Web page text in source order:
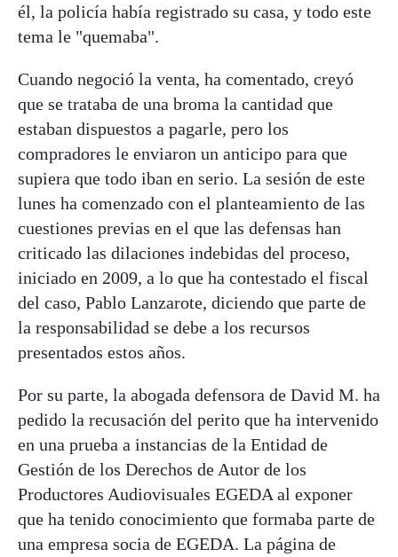
él, la policía había registrado su casa, y todo este
tema le "quemaba".
Cuando negoció la venta, ha comentado, creyó
que se trataba de una broma la cantidad que
estaban dispuestos a pagarle, pero los
compradores le enviaron un anticipo para que
supiera que todo iban en serio. La sesión de este
lunes ha comenzado con el planteamiento de las
cuestiones previas en el que las defensas han
criticado las dilaciones indebidas del proceso,
iniciado en 2009, a lo que ha contestado el fiscal
del caso, Pablo Lanzarote, diciendo que parte de
la responsabilidad se debe a los recursos
presentados estos años.
Por su parte, la abogada defensora de David M. ha
pedido la recusación del perito que ha intervenido
en una prueba a instancias de la Entidad de
Gestión de los Derechos de Autor de los
Productores Audiovisuales EGEDA al exponer
que ha tenido conocimiento que formaba parte de
una empresa socia de EGEDA. La página de